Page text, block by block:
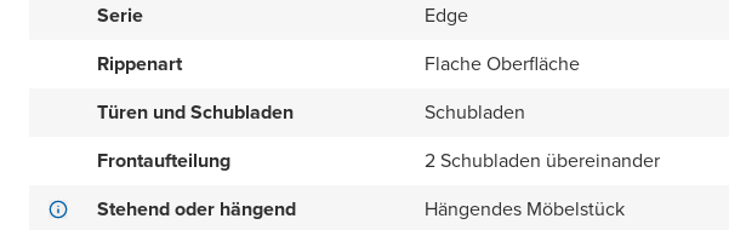
Serie
Edge
Rippenart
Flache Oberfläche
Türen und Schubladen
Schubladen
Frontaufteilung
2 Schubladen übereinander
Stehend oder hängend
Hängendes Möbelstück